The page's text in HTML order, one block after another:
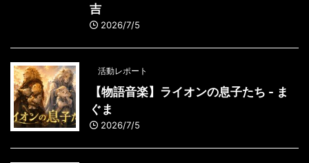
吉
2026/7/5
活動レポート
【物語音楽】ライオンの息子たち - ま
ぐま
2026/7/5